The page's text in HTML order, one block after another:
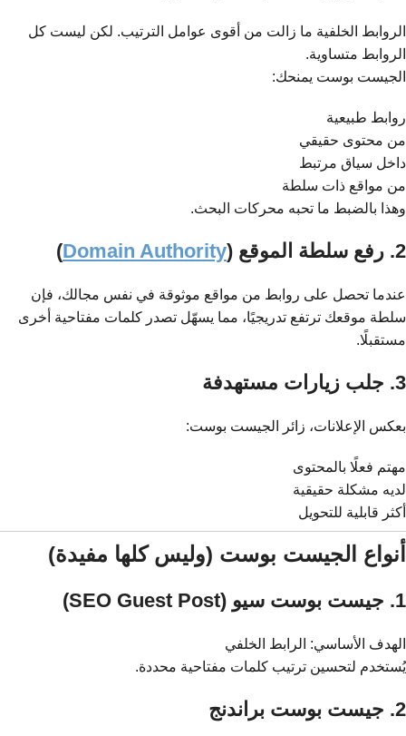
الروابط الخلفية ما زالت من أقوى عوامل الترتيب. لكن ليست كل
الروابط متساوية.
الجيست بوست يمنحك:
روابط طبيعية
من محتوى حقيقي
داخل سياق مرتبط
من مواقع ذات سلطة
وهذا بالضبط ما تحبه محركات البحث.
2. رفع سلطة الموقع ( Domain Authority
)
عندما تحصل على روابط من مواقع موثوقة في نفس مجالك، فإن
سلطة موقعك ترتفع تدريجيًا، مما يسهّل تصدر كلمات مفتاحية أخرى
مستقبلًا.
3. جلب زيارات مستهدفة
بعكس الإعلانات، زائر الجيست بوست:
مهتم فعلًا بالمحتوى
لديه مشكلة حقيقية
أكثر قابلية للتحويل
أنواع الجيست بوست (وليس كلها مفيدة)
1. جيست بوست سيو (SEO Guest Post)
الهدف الأساسي: الرابط الخلفي
يُستخدم لتحسين ترتيب كلمات مفتاحية محددة.
2. جيست بوست براندنج